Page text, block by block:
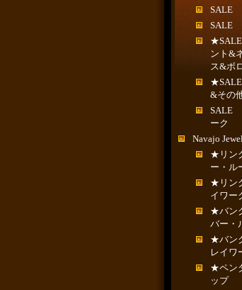
SALE
SALE
ント&
ス&ボ
&その
SALE
ーク
Navajo
★リン
ー・ル
★リン
イワー
★バン
バー・
★バン
レイワ
★ペン
ップ